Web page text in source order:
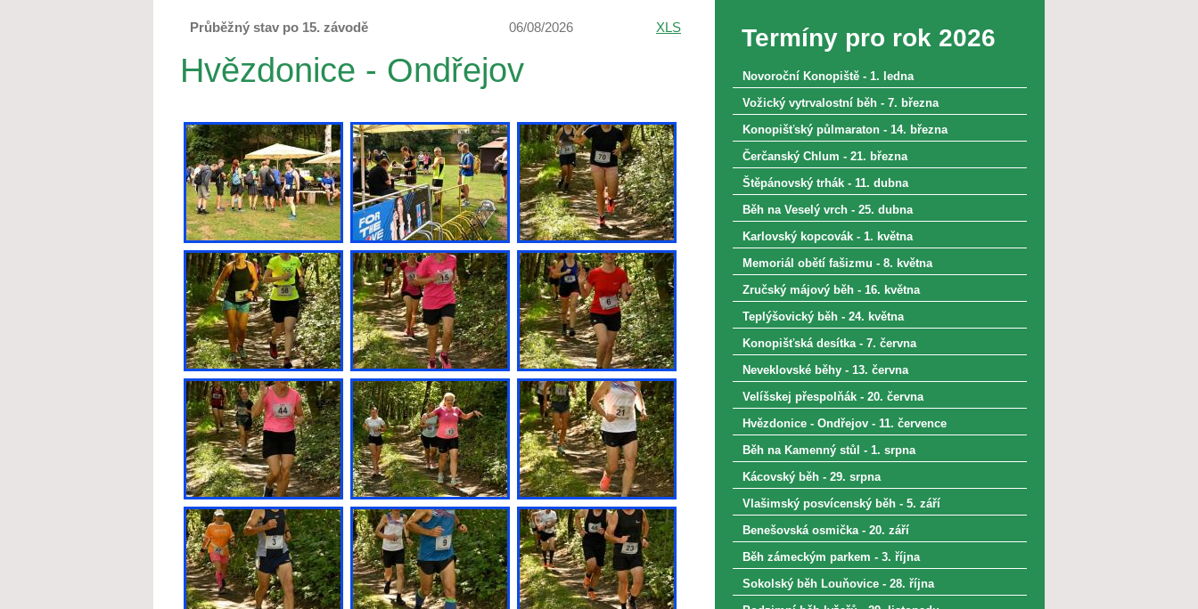
Průběžný stav po 15. závodě 06/08/2026 XLS
Hvězdonice - Ondřejov
Termíny pro rok 2026
Novoroční Konopiště - 1. ledna
Vožický vytrvalostní běh - 7. března
Konopišťský půlmaraton - 14. března
Čerčanský Chlum - 21. března
Štěpánovský trhák - 11. dubna
Běh na Veselý vrch - 25. dubna
Karlovský kopcovák - 1. května
Memoriál obětí fašizmu - 8. května
Zručský májový běh - 16. května
Teplýšovický běh - 24. května
Konopišťská desítka - 7. června
Neveklovské běhy - 13. června
Velíšskej přespolňák - 20. června
Hvězdonice - Ondřejov - 11. července
Běh na Kamenný stůl - 1. srpna
Kácovský běh - 29. srpna
Vlašimský posvícenský běh - 5. září
Benešovská osmička - 20. září
Běh zámeckým parkem - 3. října
Sokolský běh Louňovice - 28. října